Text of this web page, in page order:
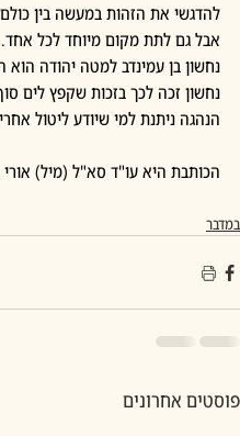
להדגשי את הזהות במעשה בין
אבל גם לתת מקום מיוחד לכל אחד.
נחשון בן עמינדב למטה יהודה
נחשון זכה לכך בזכות שקפץ לים
הנהגה ניתנת למי שיודע ליטול
הכותבת היא עו"ד סא"ל (מיל)
במדבר
פוסטים אחרונים